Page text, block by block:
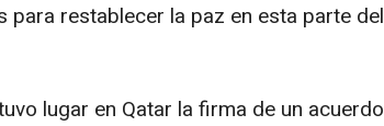
restablecer la paz en esta parte del
lugar en Qatar la firma de un acuerdo